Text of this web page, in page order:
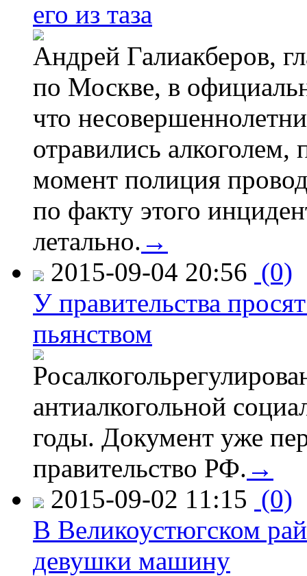
его из таза
Андрей Галиакберов,
по Москве, в
что
отравились
момент полиция
по факту этого
летально. →
2015-09-04 20:56 (0)
У правительства
пьянством
антиалкогольной
годы. Документ уже
правительство РФ. →
2015-09-02 11:15 (0)
В Великоустюгском
девушки машину